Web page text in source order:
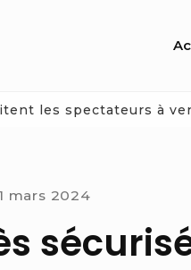
les spectateurs à
mars 2024